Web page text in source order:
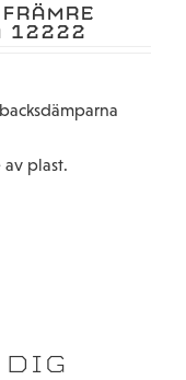
12222
plast.